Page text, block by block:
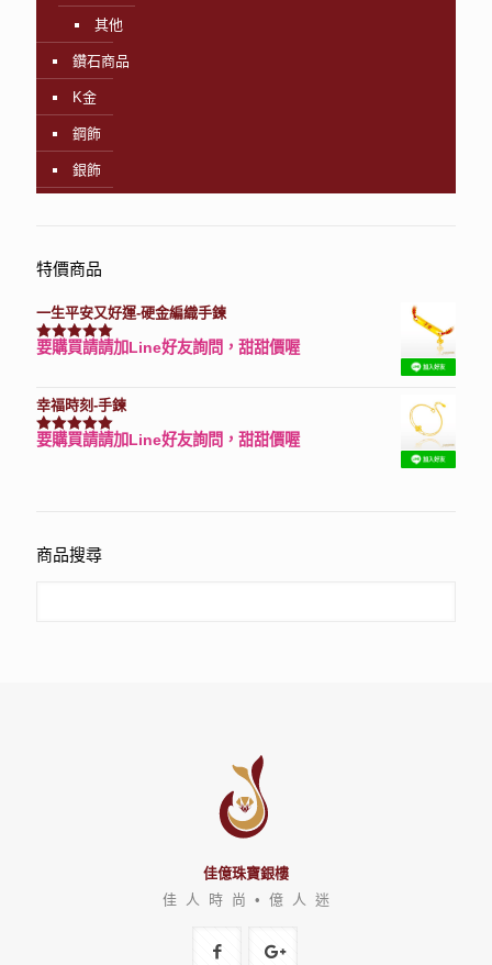
其他
鑽石商品
K金
鋼飾
銀飾
特價商品
一生平安又好運-硬金編織手鍊
評分7740滿分 5
要購買請請加Line好友詢問，甜甜價喔
幸福時刻-手鍊
評分3150滿分 5
要購買請請加Line好友詢問，甜甜價喔
商品搜尋
佳億珠寶銀樓
佳 人 時 尚 • 億 人 迷